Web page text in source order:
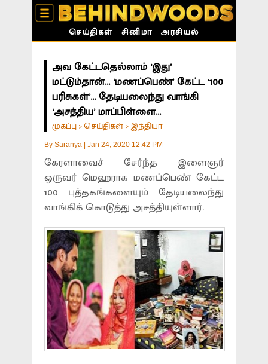
செய்திகள் சினிமா அரசியல்
அவ கேட்டதெல்லாம் ‘இது’
மட்டும்தான்... ‘மணப்பெண்’ கேட்ட ‘100
பரிசுகள்’... தேடியலைந்து வாங்கி
‘அசத்திய’ மாப்பிள்ளை...
முகப்பு >செய்திகள் > இந்தியா
By Saranya Jan 24, 2020 12:42 PM
கேரளாவைச் சேர்ந்த இளைஞர்
ஒருவர் மெஹராக மணப்பெண் கேட்ட
100 புத்தகங்களையும் தேடியலைந்து
வாங்கிக் கொடுத்து அசத்தியுள்ளார்.